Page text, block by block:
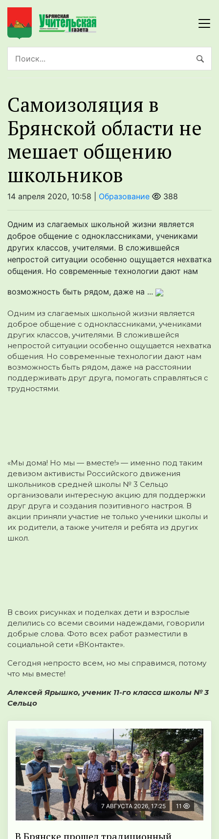
Самоизоляция в
Брянской области не
мешает общению
школьников
14 апреля 2020, 10:58 | Образование 388
Одним из слагаемых школьной жизни является
доброе общение с одноклассниками, учениками
других классов, учителями. В сложившейся
непростой ситуации особенно ощущается нехватка
общения. Но современные технологии дают нам
возможность быть рядом, даже на ...
Одним из слагаемых школьной жизни является
доброе общение с одноклассниками, учениками
других классов, учителями. В сложившейся
непростой ситуации особенно ощущается нехватка
общения. Но современные технологии дают нам
возможность быть рядом, даже на расстоянии
поддерживать друг друга, помогать справляться с
трудностями.
«Мы дома! Но мы — вместе!» — именно под таким
девизом активисты Российского движения
школьников средней школы № 3 Сельцо
организовали интересную акцию для поддержки
друг друга и создания позитивного настроя. В
акции приняли участие не только ученики школы и
их родители, а также учителя и ребята из других
школ.
В своих рисунках и поделках дети и взрослые
делились со всеми своими надеждами, говорили
добрые слова. Фото всех работ разместили в
социальной сети «ВКонтакте».
Сегодня непросто всем, но мы справимся, потому
что мы вместе!
Алексей Ярышко, ученик 11-го класса школы № 3
Сельцо
7 АВГУСТА 2026, 17:25 11